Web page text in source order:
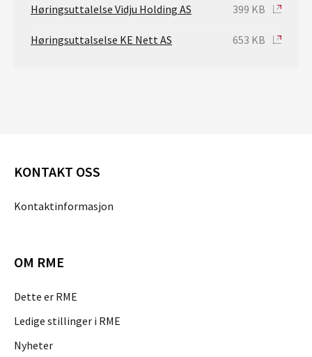
Høringsuttalelse Vidju Holding AS 399 KB
Høringsuttalselse KE Nett AS 653 KB
KONTAKT OSS
Kontaktinformasjon
OM RME
Dette er RME
Ledige stillinger i RME
Nyheter